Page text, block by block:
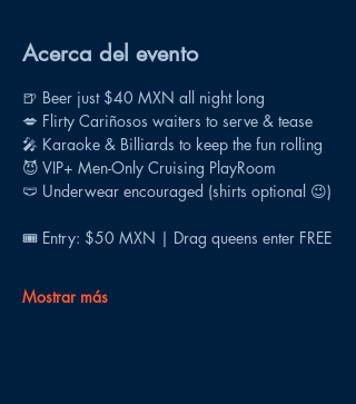
Acerca del evento
🍺 Beer just $40 MXN all night long
💋 Flirty Cariñosos waiters to serve & tease
🎤 Karaoke & Billiards to keep the fun rolling
😈 VIP+ Men-Only Cruising PlayRoom
🩲 Underwear encouraged (shirts optional 😉)
🎟 Entry: $50 MXN | Drag queens enter FREE
Mostrar más